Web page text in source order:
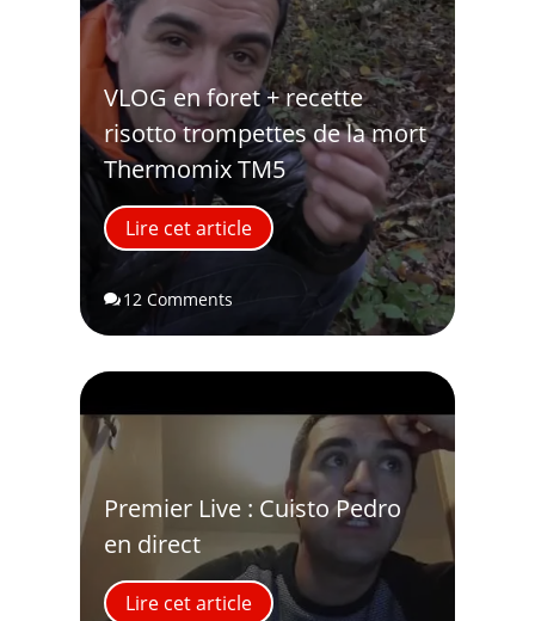
VLOG en foret + recette
risotto trompettes de la mort
Thermomix TM5
Lire cet article
 12 Comments
Premier Live : Cuisto Pedro
en direct
Lire cet article